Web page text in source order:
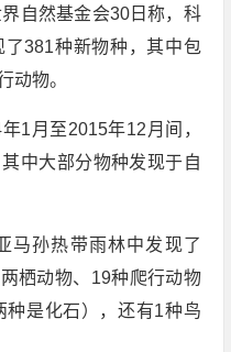
自然基金会30日称，科
381种新物种，其中包
动物。
1月至2015年12月间，
中大部分物种发现于自
马孙热带雨林中发现了
栖动物、19种爬行动物
种是化石），还有1种鸟